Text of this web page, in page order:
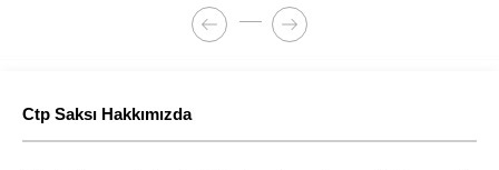
Ctp Saksı Hakkımızda